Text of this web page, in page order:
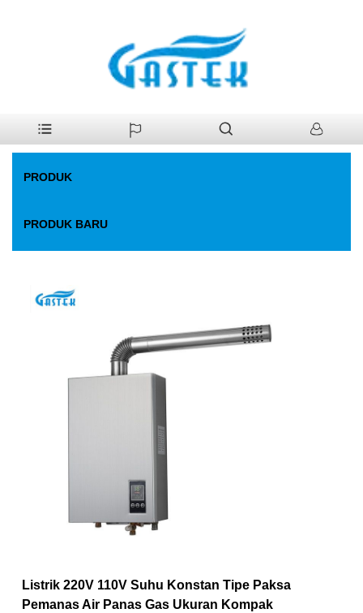
Suhu konstan yang dipaksa kipas.
PRODUK
PRODUK BARU
Listrik 220V 110V Suhu Konstan Tipe Paksa
Pemanas Air Panas Gas Ukuran Kompak